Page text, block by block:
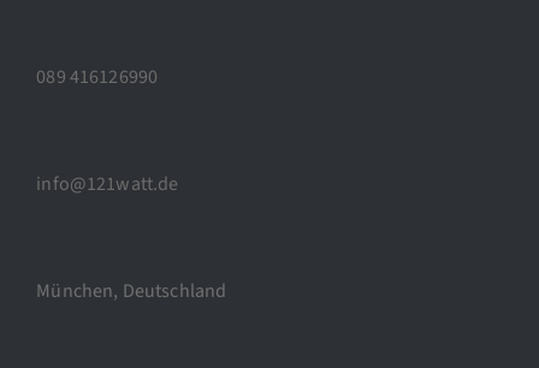
089 416126990
info@121watt.de
München, Deutschland